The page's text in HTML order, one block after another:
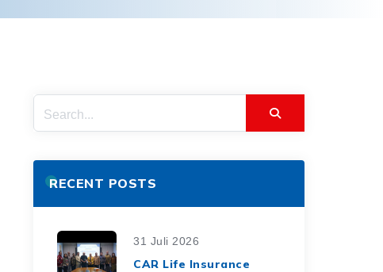
RECENT POSTS
31 Juli 2026
CAR Life Insurance